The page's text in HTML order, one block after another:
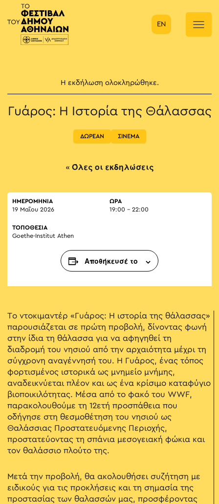
Κύρια πλοήγηση
EN
Η εκδήλωση ολοκληρώθηκε.
Γυάρος: Η Iστορία της Θάλασσας
ΔΩΡΕΑΝ ΣΙΝΕΜΑ
« Όλες οι εκδηλώσεις
ΗΜΕΡΟΜΗΝΙΑ
19 Μαΐου 2026
ΏΡΑ
19:00 - 22:00
ΤΟΠΟΘΕΣΙΑ
Goethe-Institut Athen
Αποθήκευσέ το
Το ντοκιμαντέρ «Γυάρος: Η ιστορία της θάλασσας»
παρουσιάζεται σε πρώτη προβολή, δίνοντας φωνή
στην ίδια τη θάλασσα για να αφηγηθεί τη
διαδρομή του νησιού από την αρχαιότητα μέχρι τη
σύγχρονη αναγέννησή του. Η Γυάρος, ένας τόπος
φορτισμένος ιστορικά ως μνημείο μνήμης,
αναδεικνύεται πλέον και ως ένα κρίσιμο καταφύγιο
βιοποικιλότητας. Μέσα από το φακό του WWF,
παρακολουθούμε τη 12ετή προσπάθεια που
οδήγησε στη θεσμοθέτηση του νησιού ως
Θαλάσσιας Προστατευόμενης Περιοχής,
προστατεύοντας τη σπάνια μεσογειακή φώκια και
τον θαλάσσιο πλούτο της.
Μετά την προβολή, θα ακολουθήσει συζήτηση με
ειδικούς για τις προκλήσεις και τη σημασία της
προστασίας των θαλασσών μας, προσφέροντας